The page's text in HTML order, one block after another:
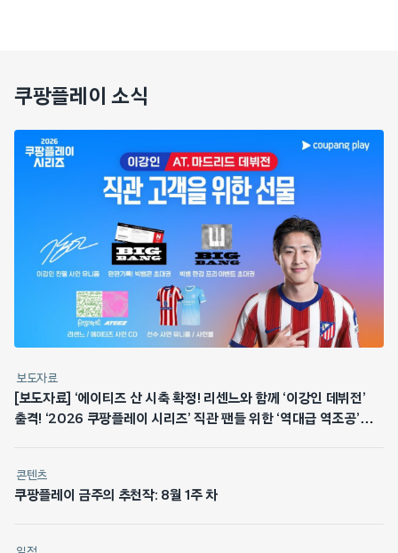
쿠팡플레이 소식
보도자료
[보도자료] ‘에이티즈 산 시축 확정! 리센느와 함께 ‘이강인 데뷔전’
출격! ‘2026 쿠팡플레이 시리즈’ 직관 팬들 위한 ‘역대급 역조공’
콘텐츠
쿠팡플레이 금주의 추천작: 8월 1주 차